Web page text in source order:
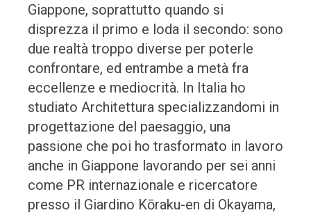
Giappone, soprattutto quando si
disprezza il primo e loda il secondo: sono
due realtà troppo diverse per poterle
confrontare, ed entrambe a metà fra
eccellenze e mediocrità. In Italia ho
studiato Architettura specializzandomi in
progettazione del paesaggio, una
passione che poi ho trasformato in lavoro
anche in Giappone lavorando per sei anni
come PR internazionale e ricercatore
presso il Giardino Kōraku-en di Okayama,